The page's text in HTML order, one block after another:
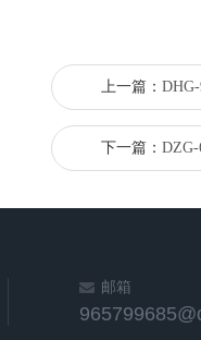
上一篇：
下一篇：
邮箱